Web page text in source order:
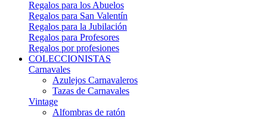
Regalos para los Abuelos
Regalos para San Valentín
Regalos para la Jubilación
Regalos para Profesores
Regalos por profesiones
COLECCIONISTAS
Carnavales
Azulejos Carnavaleros
Tazas de Carnavales
Vintage
Alfombras de ratón